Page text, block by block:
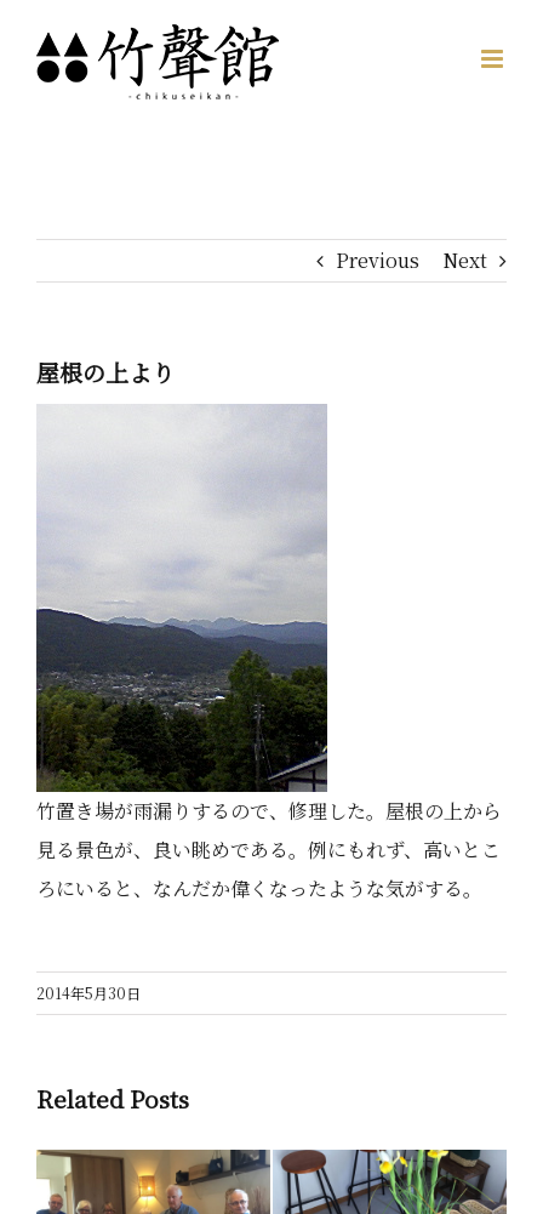
Previous Next
屋根の上より
竹置き場が雨漏りするので、修理した。屋根の上から
見る景色が、良い眺めである。例にもれず、高いとこ
ろにいると、なんだか偉くなったような気がする。
2014年5月30日
Related Posts